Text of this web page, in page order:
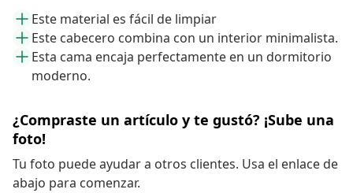
Este material es fácil de limpiar
Este cabecero combina con un interior minimalista.
Esta cama encaja perfectamente en un dormitorio
moderno.
¿Compraste un artículo y te gustó? ¡Sube una
foto!
Tu foto puede ayudar a otros clientes. Usa el enlace de
abajo para comenzar.